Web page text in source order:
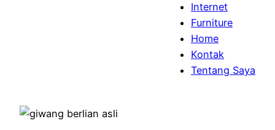
Internet
Furniture
Home
Kontak
Tentang Saya